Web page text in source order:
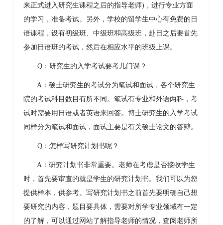
来正式进入研究生课程之后的指导老师)，进行专业方面
的学习，准备考试。另外，学校的留学生中心有免费的日
语课程，设有初级班、中级班和高级班，赴日之后要首先
参加日语班的考试，然后在相应水平的班级上课。
Q：研究生的入学考试要考几门课？
A：硕士研究生的考试分为笔试和面试，各个研究生
院的考试科目数目有所不同。笔试有专业和外语两科，考
试时需要用日语或者英语来回答。博士研究生的入学考试
同样分为笔试和面试，面试主要是有关硕士论文的答辩。
Q：怎样写研究计划书呢？
A：研究计划书非常重要。老师在考虑是否接收学生
时，首先要审查的就是学生的研究计划书。我们可以为您
提供样本，供参考。写研究计划书之前首先要明确自己想
要研究的内容，题目要具体，需要对所学专业领域有一定
的了解，可以通过网站了解指导老师的情况，查阅老师所